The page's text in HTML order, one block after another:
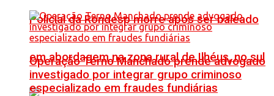
Policial da Rondesp morre após ser baleado
em abordagem na zona rural de Ilhéus, no sul
Operação Terno Manchado prende advogado
investigado por integrar grupo criminoso
especializado em fraudes fundiárias